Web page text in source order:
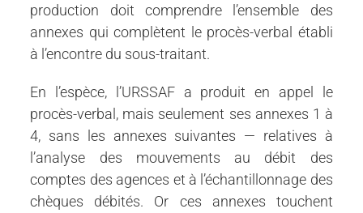
production doit comprendre l’ensemble des
annexes qui complètent le procès-verbal établi
à l’encontre du sous-traitant.
En l’espèce, l’URSSAF a produit en appel le
procès-verbal, mais seulement ses annexes 1 à
4, sans les annexes suivantes — relatives à
l’analyse des mouvements au débit des
comptes des agences et à l’échantillonnage des
chèques débités. Or ces annexes touchent